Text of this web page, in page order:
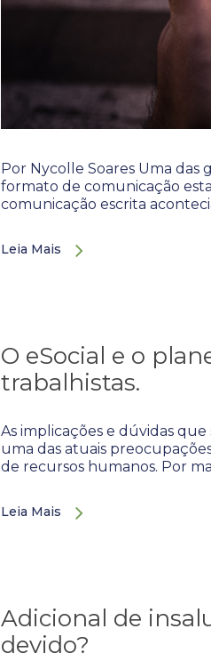
Por Nycolle Soares Uma
formato de comunicação
comunicação escrita
Leia Mais
O eSocial e o
trabalhistas.
As implicações e dúvidas
uma das atuais
de recursos humanos. Por
Leia Mais
Adicional de
devido?